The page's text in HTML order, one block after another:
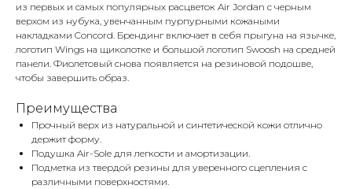
из первых и самых популярных расцветок Air Jordan с черным
верхом из нубука, увенчанным пурпурными кожаными
накладками Concord. Брендинг включает в себя прыгуна на язычке,
логотип Wings на щиколотке и большой логотип Swoosh на средней
панели. Фиолетовый снова появляется на резиновой подошве,
чтобы завершить образ.
Преимущества
Прочный верх из натуральной и синтетической кожи отлично
держит форму.
Подушка Air-Sole для легкости и амортизации.
Подметка из твердой резины для уверенного сцепления с
различными поверхностями.